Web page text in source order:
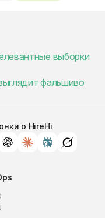
выборки
фальшиво
о HireHi